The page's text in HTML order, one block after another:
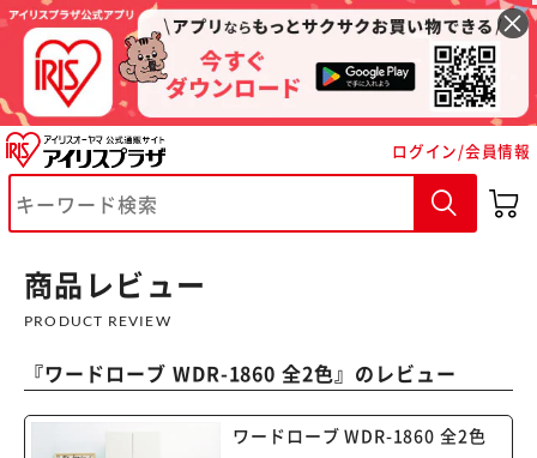
ログイン/会員情報
商品レビュー
PRODUCT REVIEW
『ワードローブ WDR-1860 全2色』のレビュー
ワードローブ WDR-1860 全2色
※ご確認ください